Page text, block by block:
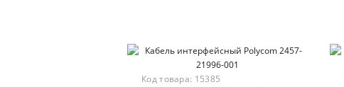
Код товара: 15385